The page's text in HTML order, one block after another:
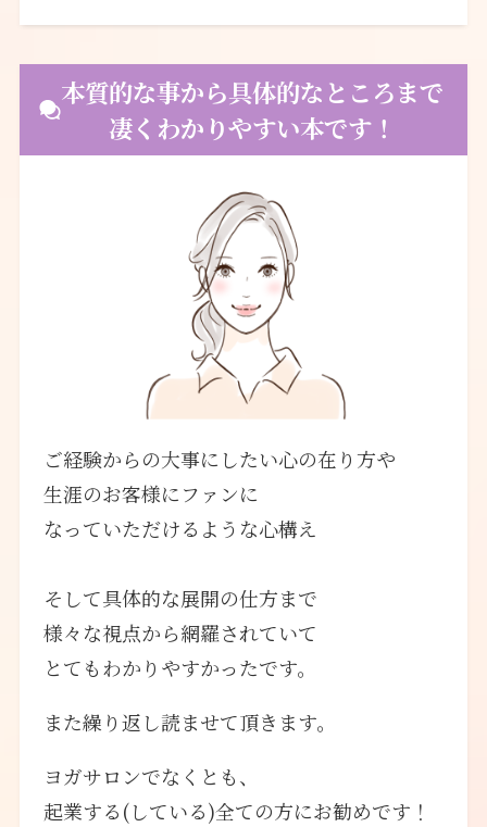
本質的な事から具体的なところまで
凄くわかりやすい本です！
ご経験からの大事にしたい心の在り方や
生涯のお客様にファンに
なっていただけるような心構え
そして具体的な展開の仕方まで
様々な視点から網羅されていて
とてもわかりやすかったです。
また繰り返し読ませて頂きます。
ヨガサロンでなくとも、
起業する(している)全ての方にお勧めです！